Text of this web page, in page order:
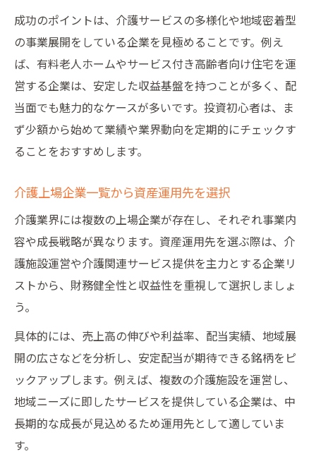
成功のポイントは、介護サービスの多様化や地域密着型
の事業展開をしている企業を見極めることです。例え
ば、有料老人ホームやサービス付き高齢者向け住宅を運
営する企業は、安定した収益基盤を持つことが多く、配
当面でも魅力的なケースが多いです。投資初心者は、ま
ず少額から始めて業績や業界動向を定期的にチェックす
ることをおすすめします。
介護上場企業一覧から資産運用先を選択
介護業界には複数の上場企業が存在し、それぞれ事業内
容や成長戦略が異なります。資産運用先を選ぶ際は、介
護施設運営や介護関連サービス提供を主力とする企業リ
ストから、財務健全性と収益性を重視して選択しましょ
う。
具体的には、売上高の伸びや利益率、配当実績、地域展
開の広さなどを分析し、安定配当が期待できる銘柄をピ
ックアップします。例えば、複数の介護施設を運営し、
地域ニーズに即したサービスを提供している企業は、中
長期的な成長が見込めるため運用先として適していま
す。